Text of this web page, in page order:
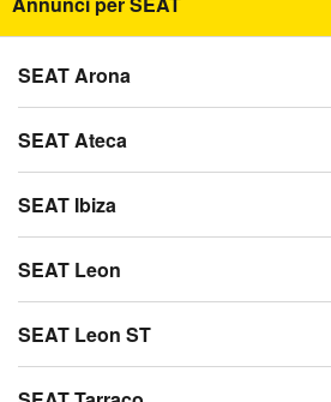
SEAT Arona
SEAT Ateca
SEAT Ibiza
SEAT Leon
SEAT Leon ST